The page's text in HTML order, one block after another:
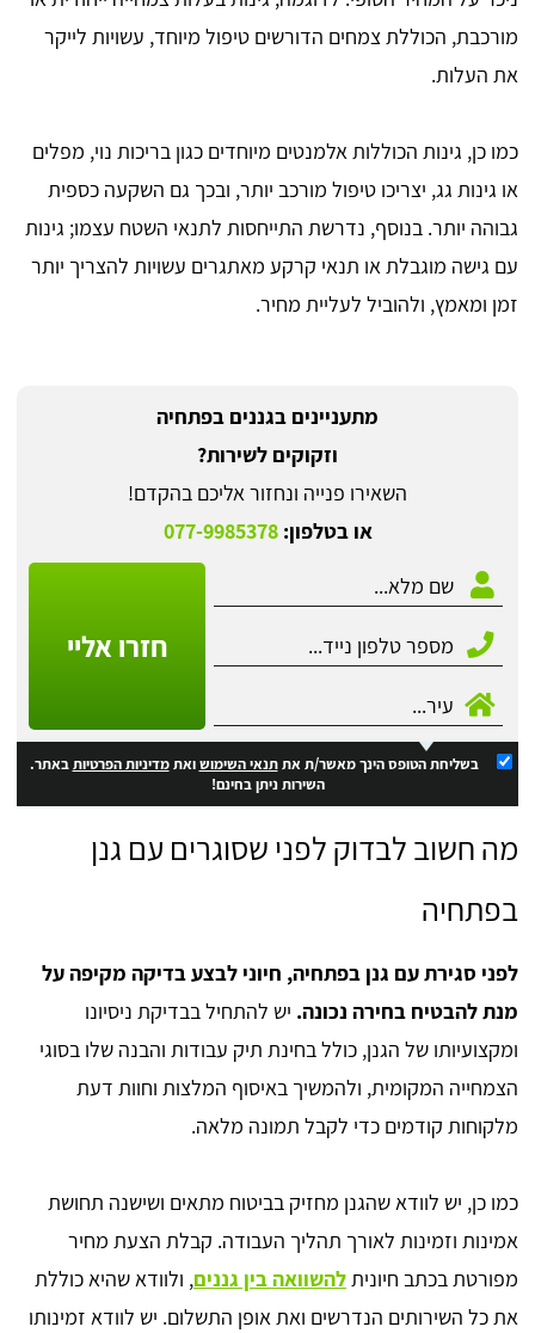
מורכבת, הכוללת צמחים הדורשים טיפול מיוחד, עשויות לייקר
את העלות.
כמו כן, גינות הכוללות אלמנטים מיוחדים כגון בריכות נוי, מפלים
או גינות גג, יצריכו טיפול מורכב יותר, ובכך גם השקעה כספית
גבוהה יותר. בנוסף, נדרשת התייחסות לתנאי השטח עצמו; גינות
עם גישה מוגבלת או תנאי קרקע מאתגרים עשויות להצריך יותר
זמן ומאמץ, ולהוביל לעליית מחיר.
מתעניינים בגננים בפתחיה
וזקוקים לשירות?
השאירו פנייה ונחזור אליכם בהקדם!
או בטלפון:077-9985378
חזרו אליי
בשליחת הטופס הינך מאשר/ת אתתנאי השימושואתמדיניות הפרטיותבאתר.
השירות ניתן בחינם!
מה חשוב לבדוק לפני שסוגרים עם גנן
בפתחיה
לפני סגירת עם גנן בפתחיה, חיוני לבצע בדיקה מקיפה על
מנת להבטיח בחירה נכונה. יש להתחיל בבדיקת ניסיונו
ומקצועיותו של הגנן, כולל בחינת תיק עבודות והבנה שלו בסוגי
הצמחייה המקומית, ולהמשיך באיסוף המלצות וחוות דעת
מלקוחות קודמים כדי לקבל תמונה מלאה.
כמו כן, יש לוודא שהגנן מחזיק בביטוח מתאים ושישנה תחושת
אמינות וזמינות לאורך תהליך העבודה. קבלת הצעת מחיר
מפורטת בכתב חיוניתלהשוואה בין גננים, ולוודא שהיא כוללת
את כל השירותים הנדרשים ואת אופן התשלום. יש לוודא זמינותו